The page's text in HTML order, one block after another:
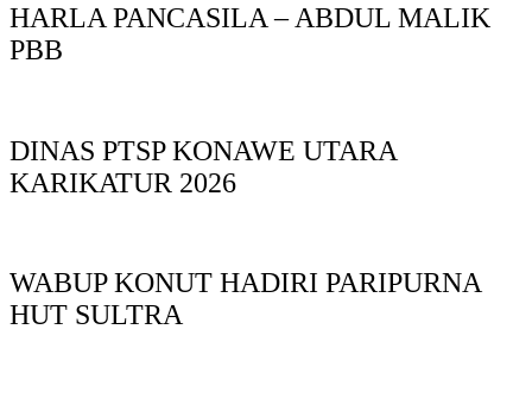
HARLA PANCASILA – ABDUL MALIK
PBB
DINAS PTSP KONAWE UTARA
KARIKATUR 2026
WABUP KONUT HADIRI PARIPURNA
HUT SULTRA